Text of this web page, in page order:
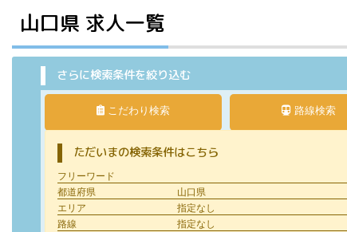
山口県 求人一覧
さらに検索条件を絞り込む
こだわり検索 路線検索
ただいまの検索条件はこちら
フリーワード
都道府県
山口県
エリア
指定なし
路線
指定なし